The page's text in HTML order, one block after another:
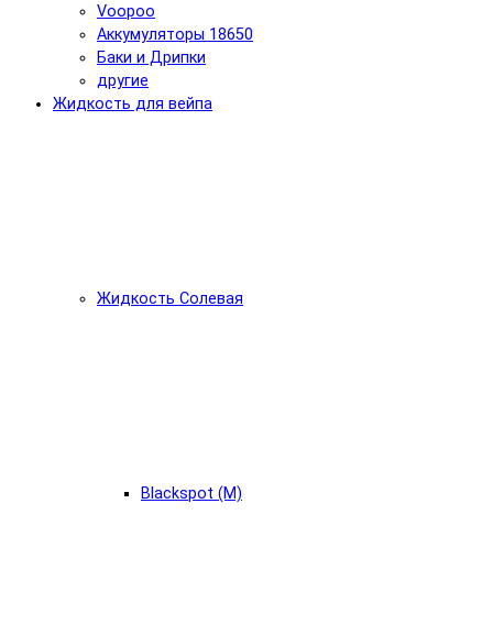
Voopoo
Аккумуляторы 18650
Баки и Дрипки
другие
Жидкость для вейпа
Жидкость Солевая
Blackspot (М)